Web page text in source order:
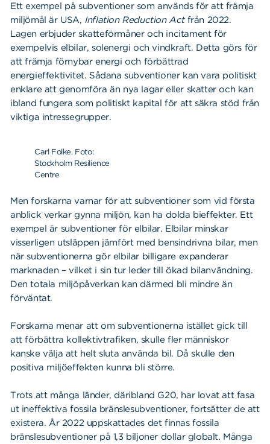
Ett exempel på subventioner som används för att främja
miljömål är USA, Inflation Reduction Actfrån 2022.
Lagen erbjuder skatteförmåner och incitament för
exempelvis elbilar, solenergi och vindkraft. Detta görs för
att främja förnybar energi och förbättrad
energieffektivitet. Sådana subventioner kan vara politiskt
enklare att genomföra än nya lagar eller skatter och kan
ibland fungera som politiskt kapital för att säkra stöd från
viktiga intressegrupper.
Carl Folke. Foto:
Stockholm Resilience
Centre
Men forskarna varnar för att subventioner som vid första
anblick verkar gynna miljön, kan ha dolda bieffekter. Ett
exempel är subventioner för elbilar. Elbilar minskar
visserligen utsläppen jämfört med bensindrivna bilar, men
när subventionerna gör elbilar billigare expanderar
marknaden – vilket i sin tur leder till ökad bilanvändning.
Den totala miljöpåverkan kan därmed bli mindre än
förväntat.
Forskarna menar att om subventionerna istället gick till
att förbättra kollektivtrafiken, skulle fler människor
kanske välja att helt sluta använda bil. Då skulle den
positiva miljöeffekten kunna bli större.
Trots att många länder, däribland G20, har lovat att fasa
ut ineffektiva fossila bränslesubventioner, fortsätter de att
existera. År 2022 uppskattades det finnas fossila
bränslesubventioner på 1,3 biljoner dollar globalt. Många